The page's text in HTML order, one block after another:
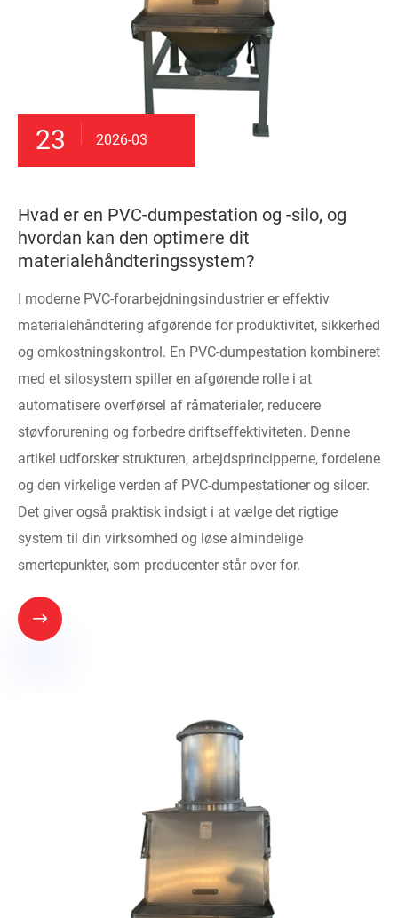
23 2026-03
Hvad er en PVC-dumpestation og -silo, og
hvordan kan den optimere dit
materialehåndteringssystem?
I moderne PVC-forarbejdningsindustrier er effektiv
materialehåndtering afgørende for produktivitet, sikkerhed
og omkostningskontrol. En PVC-dumpestation kombineret
med et silosystem spiller en afgørende rolle i at
automatisere overførsel af råmaterialer, reducere
støvforurening og forbedre driftseffektiviteten. Denne
artikel udforsker strukturen, arbejdsprincipperne, fordelene
og den virkelige verden af ​​PVC-dumpestationer og siloer.
Det giver også praktisk indsigt i at vælge det rigtige
system til din virksomhed og løse almindelige
smertepunkter, som producenter står over for.
